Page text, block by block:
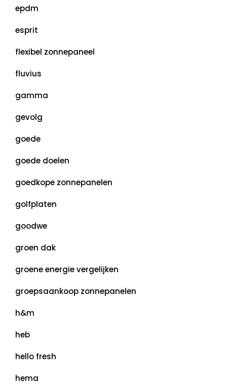
epdm
esprit
flexibel zonnepaneel
fluvius
gamma
gevolg
goede
goede doelen
goedkope zonnepanelen
golfplaten
goodwe
groen dak
groene energie vergelijken
groepsaankoop zonnepanelen
h&m
heb
hello fresh
hema